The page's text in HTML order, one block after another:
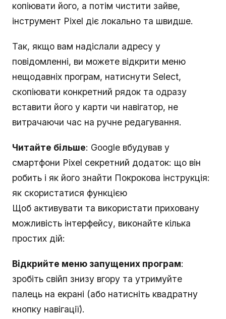
копіювати його, а потім чистити зайве,
інструмент Pixel діє локально та швидше.
Так, якщо вам надіслали адресу у
повідомленні, ви можете відкрити меню
нещодавніх програм, натиснути Select,
скопіювати конкретний рядок та одразу
вставити його у карти чи навігатор, не
витрачаючи час на ручне редагування.
Читайте більше: Google вбудував у
смартфони Pixel секретний додаток: що він
робить і як його знайти Покрокова інструкція:
як скористатися функцією
Щоб активувати та використати приховану
можливість інтерфейсу, виконайте кілька
простих дій:
Відкрийте меню запущених програм:
зробіть свійп знизу вгору та утримуйте
палець на екрані (або натисніть квадратну
кнопку навігації).